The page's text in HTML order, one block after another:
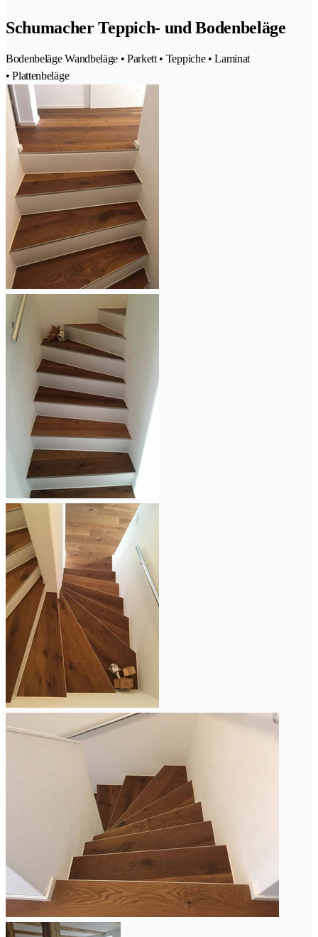
Schumacher Teppich- und Bodenbeläge
Bodenbeläge Wandbeläge • Parkett • Teppiche • Laminat
• Plattenbeläge